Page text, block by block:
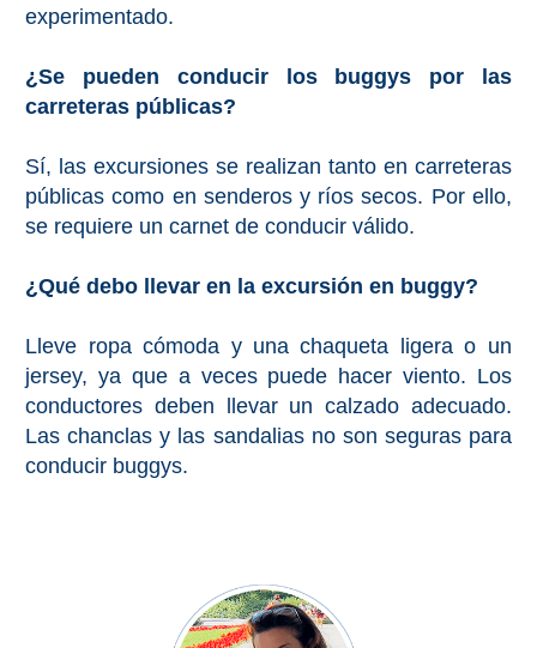
experimentado.
¿Se pueden conducir los buggys por las
carreteras públicas?
Sí, las excursiones se realizan tanto en carreteras
públicas como en senderos y ríos secos. Por ello,
se requiere un carnet de conducir válido.
¿Qué debo llevar en la excursión en buggy?
Lleve ropa cómoda y una chaqueta ligera o un
jersey, ya que a veces puede hacer viento. Los
conductores deben llevar un calzado adecuado.
Las chanclas y las sandalias no son seguras para
conducir buggys.